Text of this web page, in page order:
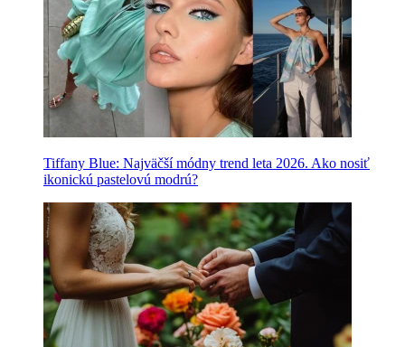
Tiffany Blue: Najväčší módny trend leta 2026. Ako nosiť
ikonickú pastelovú modrú?